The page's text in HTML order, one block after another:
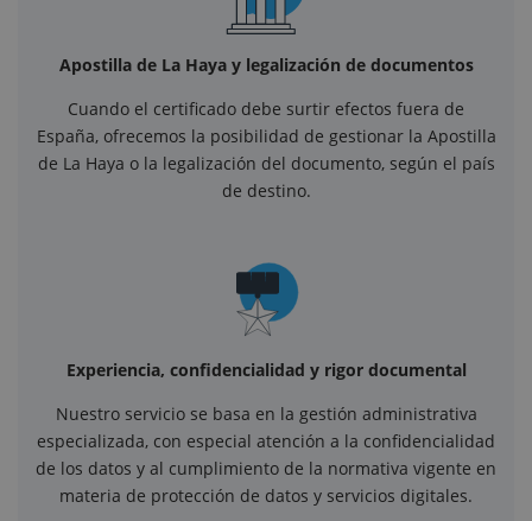
Apostilla de La Haya y legalización de documentos
Cuando el certificado debe surtir efectos fuera de
España, ofrecemos la posibilidad de gestionar la Apostilla
de La Haya o la legalización del documento, según el país
de destino.
Experiencia, confidencialidad y rigor documental
Nuestro servicio se basa en la gestión administrativa
especializada, con especial atención a la confidencialidad
de los datos y al cumplimiento de la normativa vigente en
materia de protección de datos y servicios digitales.